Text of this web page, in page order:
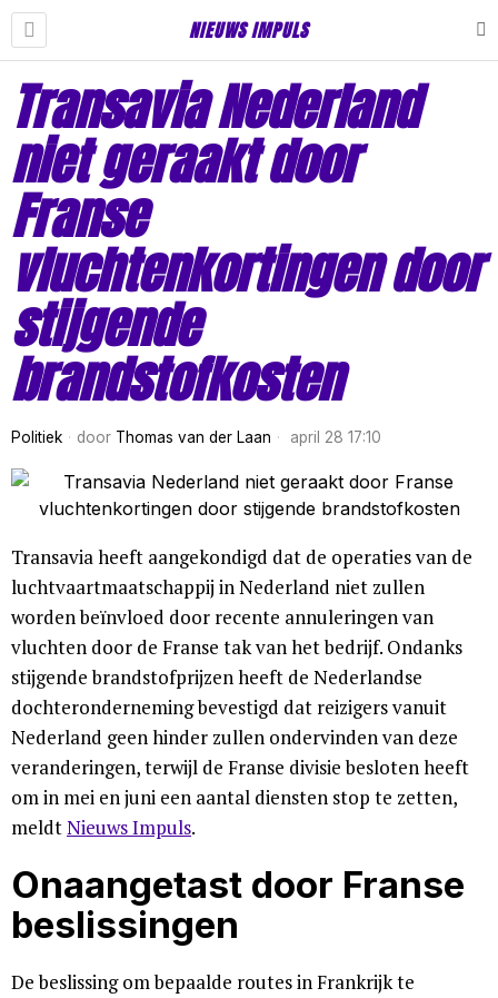
NIEUWS IMPULS
Transavia Nederland
niet geraakt door
Franse
vluchtenkortingen door
stijgende
brandstofkosten
Politiek door Thomas van der Laan april 28 17:10
Transavia heeft aangekondigd dat de operaties van de
luchtvaartmaatschappij in Nederland niet zullen
worden beïnvloed door recente annuleringen van
vluchten door de Franse tak van het bedrijf. Ondanks
stijgende brandstofprijzen heeft de Nederlandse
dochteronderneming bevestigd dat reizigers vanuit
Nederland geen hinder zullen ondervinden van deze
veranderingen, terwijl de Franse divisie besloten heeft
om in mei en juni een aantal diensten stop te zetten,
meldtNieuws Impuls.
Onaangetast door Franse
beslissingen
De beslissing om bepaalde routes in Frankrijk te